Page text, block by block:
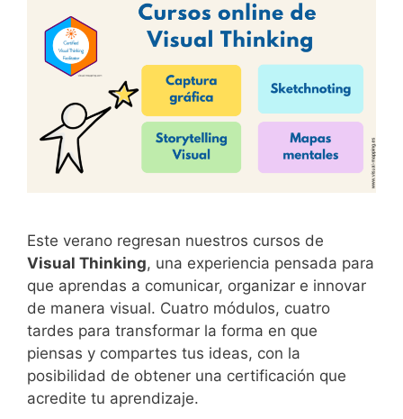
Este verano regresan nuestros cursos de
Visual Thinking, una experiencia pensada para
que aprendas a comunicar, organizar e innovar
de manera visual. Cuatro módulos, cuatro
tardes para transformar la forma en que
piensas y compartes tus ideas, con la
posibilidad de obtener una certificación que
acredite tu aprendizaje.